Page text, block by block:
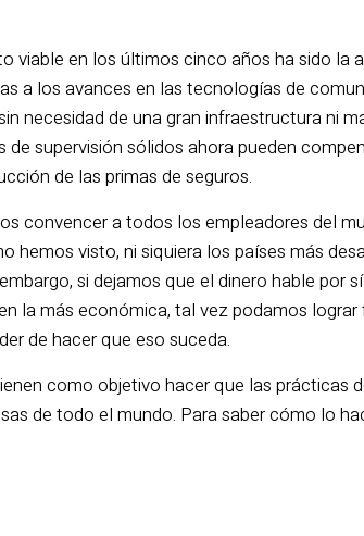
viable en los últimos cinco años ha sido la
a los avances en las tecnologías de
necesidad de una gran infraestructura ni
supervisión sólidos ahora pueden
de las primas de seguros.
convencer a todos los empleadores del
hemos visto, ni siquiera los países más
si dejamos que el dinero hable por
la más económica, tal vez podamos
de hacer que eso suceda.
como objetivo hacer que las prácticas
de todo el mundo. Para saber cómo lo